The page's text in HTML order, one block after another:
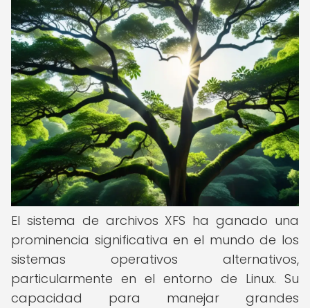
El sistema de archivos XFS ha ganado una
prominencia significativa en el mundo de los
sistemas operativos alternativos,
particularmente en el entorno de Linux. Su
capacidad para manejar grandes